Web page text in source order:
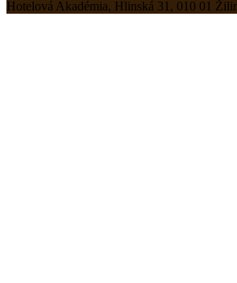
Hotelová Akadémia, Hlinská 31, 010 01